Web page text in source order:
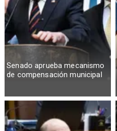
Senado aprueba mecanismo
de compensación municipal